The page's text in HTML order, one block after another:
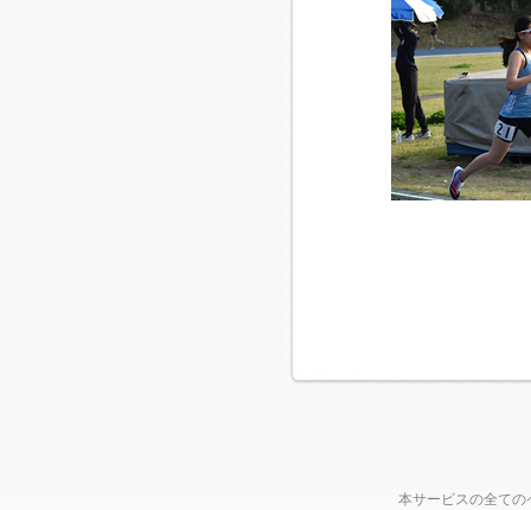
本サービスの全て